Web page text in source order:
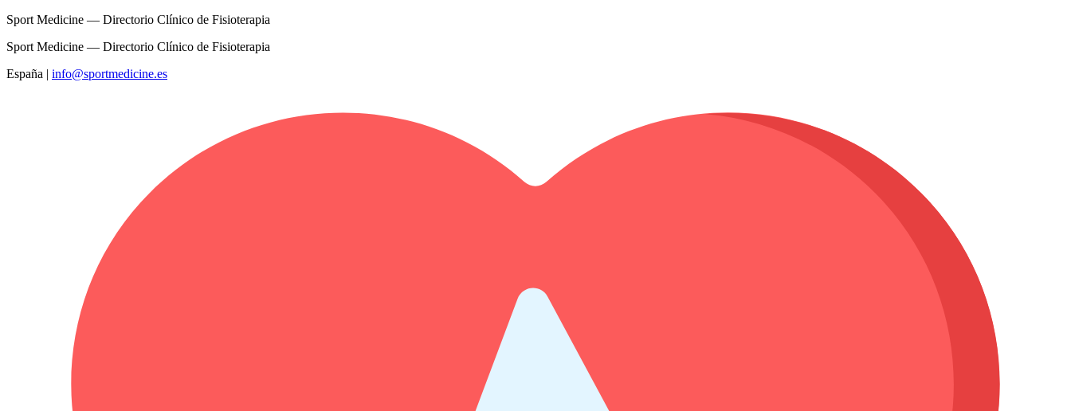
Sport Medicine — Directorio Clínico de Fisioterapia
Sport Medicine — Directorio Clínico de Fisioterapia
España | info@sportmedicine.es